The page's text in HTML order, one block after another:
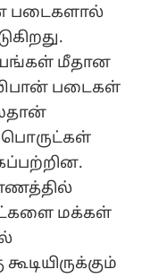
படைகளால்
மீதான
படைகள்
மக்கள்